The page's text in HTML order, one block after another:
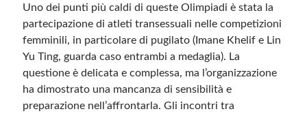
Uno dei punti più caldi di queste Olimpiadi è stata la
partecipazione di atleti transessuali nelle competizioni
femminili, in particolare di pugilato (Imane Khelif e Lin
Yu Ting, guarda caso entrambi a medaglia). La
questione è delicata e complessa, ma l’organizzazione
ha dimostrato una mancanza di sensibilità e
preparazione nell’affrontarla. Gli incontri tra